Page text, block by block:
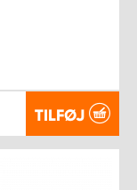
TILFØJ